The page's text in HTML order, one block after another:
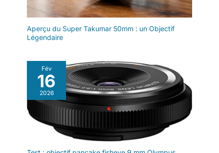
Aperçu du Super Takumar 50mm : un Objectif
Légendaire
Fév
16
2026